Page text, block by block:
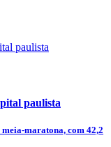
paulista
maratona, com 42,2